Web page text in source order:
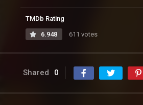
TMDb Rating
6.948 611 votes
Shared 0